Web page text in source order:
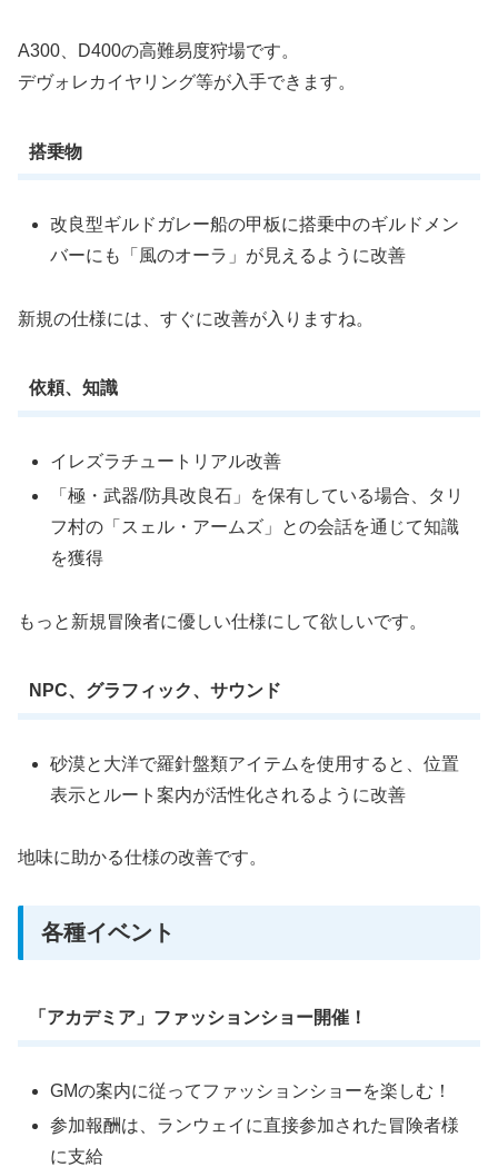
A300、D400の高難易度狩場です。
デヴォレカイヤリング等が入手できます。
搭乗物
改良型ギルドガレー船の甲板に搭乗中のギルドメン
バーにも「風のオーラ」が見えるように改善
新規の仕様には、すぐに改善が入りますね。
依頼、知識
イレズラチュートリアル改善
「極・武器/防具改良石」を保有している場合、タリ
フ村の「スェル・アームズ」との会話を通じて知識
を獲得
もっと新規冒険者に優しい仕様にして欲しいです。
NPC、グラフィック、サウンド
砂漠と大洋で羅針盤類アイテムを使用すると、位置
表示とルート案内が活性化されるように改善
地味に助かる仕様の改善です。
各種イベント
「アカデミア」ファッションショー開催！
GMの案内に従ってファッションショーを楽しむ！
参加報酬は、ランウェイに直接参加された冒険者様
に支給